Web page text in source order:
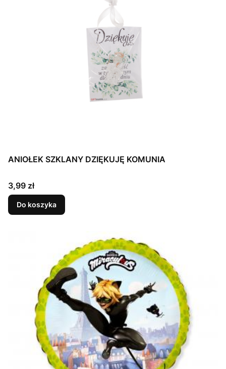
ANIOŁEK SZKLANY DZIĘKUJĘ KOMUNIA
Cena
3,99 zł
Do koszyka